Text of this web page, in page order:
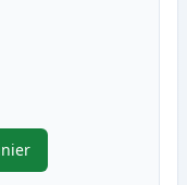
de 2 HP 305XL